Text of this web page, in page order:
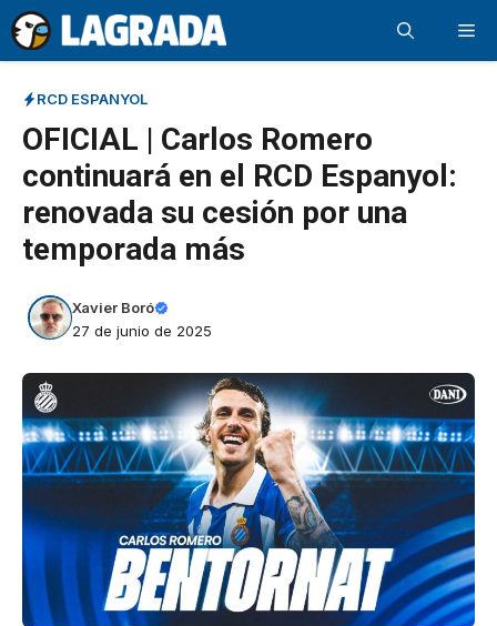
Saltar
al
contenido
RCD ESPANYOL
OFICIAL | Carlos Romero
continuará en el RCD Espanyol:
renovada su cesión por una
temporada más
Xavier Boró
27 de junio de 2025